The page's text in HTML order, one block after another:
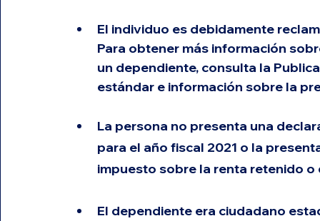
El individuo es debidamente
Para obtener más información
un dependiente, consulta la
estándar e información sobre la
La persona no presenta una
para el año fiscal 2021 o la
impuesto sobre la renta retenido
El dependiente era ciudadano